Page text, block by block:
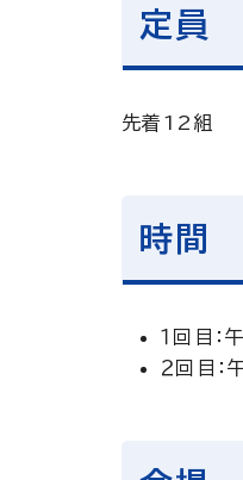
定員
先着12組
時間
１回目
２回目